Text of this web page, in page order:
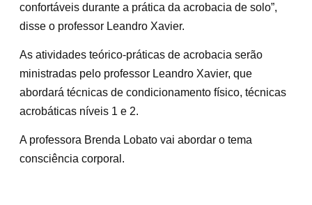
confortáveis durante a prática da acrobacia de solo”,
disse o professor Leandro Xavier.
As atividades teórico-práticas de acrobacia serão
ministradas pelo professor Leandro Xavier, que
abordará técnicas de condicionamento físico, técnicas
acrobáticas níveis 1 e 2.
A professora Brenda Lobato vai abordar o tema
consciência corporal.